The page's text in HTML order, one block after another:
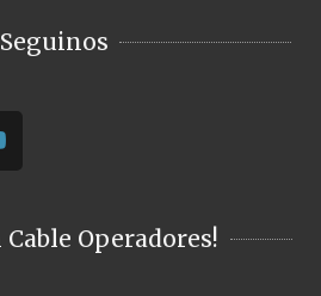
Seguinos
Cable Operadores!